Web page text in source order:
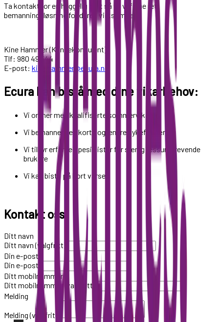
Ta kontakt for en hyggelig prat så vil vi finne rett
bemanningsløsning for deres virksomhet.
Kine Hammer (Kundekonsulent)
Tlf: 980 49 544
E-post: kine.hammer@ecura.no
Ecura kan bistå med dine vikarbehov:
Vi ordner med kvalifiserte sommervikarer
Vi bemanner ved korte og lengre sykefravær
Vi tilbyr erfarne spesialister for særlig ressurskrevende
brukere
Vi kan bistå på kort varsel
Kontakt oss
Ditt navn
Ditt navn (valgfritt)
Din e-post
Din e-post
Ditt mobilnummer
Ditt mobilnummer (valgfritt)
Melding
Melding (valgfritt)